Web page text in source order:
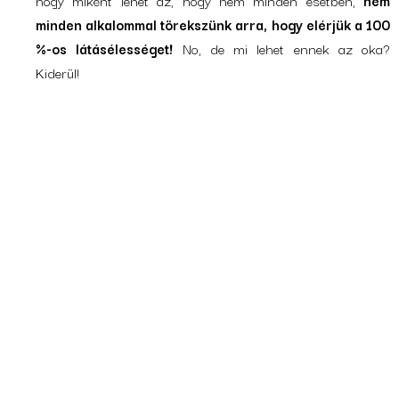
minden alkalommal törekszünk arra, hogy elérjük a 100
%-os látásélességet! No, de mi lehet ennek az oka?
Kiderül!